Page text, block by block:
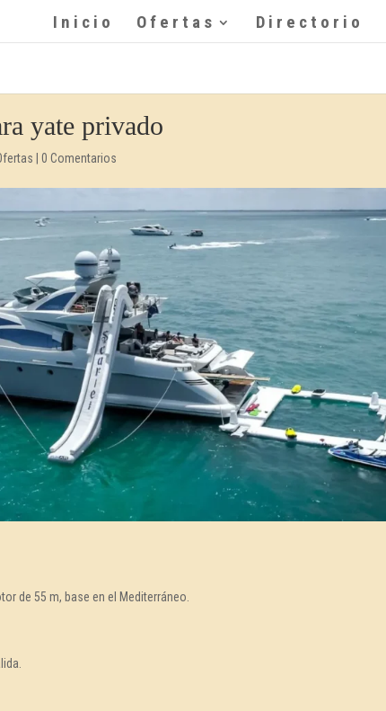
Inicio Ofertas Directorio
yate privado
|0 Comentarios
de 55 m, base en el Mediterráneo.